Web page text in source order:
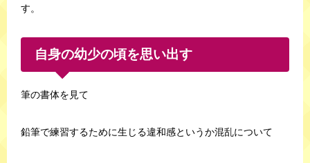
す。
自身の幼少の頃を思い出す
筆の書体を見て
鉛筆で練習するために生じる違和感というか混乱について